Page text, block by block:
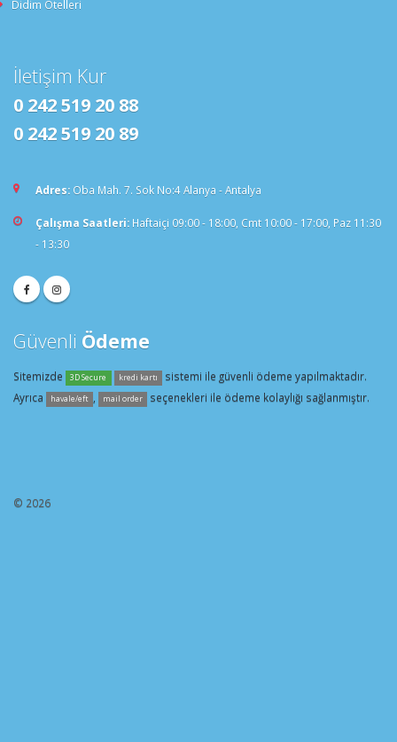
Didim Otelleri
İletişim Kur
0 242 519 20 88
0 242 519 20 89
Adres: Oba Mah. 7. Sok No:4 Alanya - Antalya
Çalışma Saatleri: Haftaiçi 09:00 - 18:00, Cmt 10:00 - 17:00, Paz 11:30
- 13:30
Güvenli Ödeme
Sitemizde 3D Secure kredi kartı
sistemi ile güvenli ödeme yapılmaktadır.
Ayrıca
havale/eft mail order seçenekleri ile ödeme kolaylığı sağlanmıştır.
© 2026